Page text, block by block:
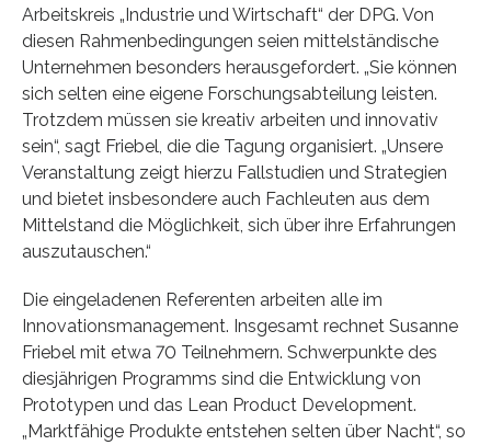
Arbeitskreis „Industrie und Wirtschaft“ der DPG. Von
diesen Rahmenbedingungen seien mittelständische
Unternehmen besonders herausgefordert. „Sie können
sich selten eine eigene Forschungsabteilung leisten.
Trotzdem müssen sie kreativ arbeiten und innovativ
sein“, sagt Friebel, die die Tagung organisiert. „Unsere
Veranstaltung zeigt hierzu Fallstudien und Strategien
und bietet insbesondere auch Fachleuten aus dem
Mittelstand die Möglichkeit, sich über ihre Erfahrungen
auszutauschen.“
Die eingeladenen Referenten arbeiten alle im
Innovationsmanagement. Insgesamt rechnet Susanne
Friebel mit etwa 70 Teilnehmern. Schwerpunkte des
diesjährigen Programms sind die Entwicklung von
Prototypen und das Lean Product Development.
„Marktfähige Produkte entstehen selten über Nacht“, so